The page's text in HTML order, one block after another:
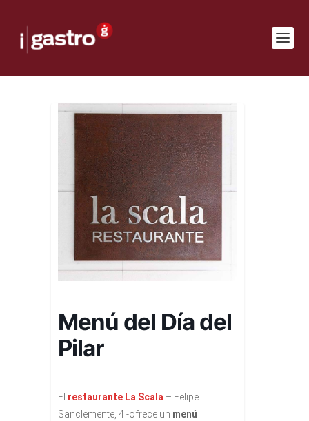
Menú del Día del
Pilar
El restaurante La Scala – Felipe
Sanclemente, 4 -ofrece un menú